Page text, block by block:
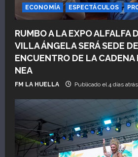
a
d
a
s
ECONOMÍA ESPECTÁCULOS
RUMBO A LA EXPO ALFALFA
VILLA ÁNGELA SERÁ SEDE
ENCUENTRO DE LA CADENA
NEA
FM LA HUELLA Publicado el 4 días atrás